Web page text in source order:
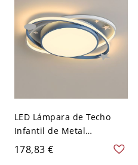
LED Lámpara de Techo
Infantil de Metal
Luminaria de Techo
Ovalada para Dormitorio -
178,83 €